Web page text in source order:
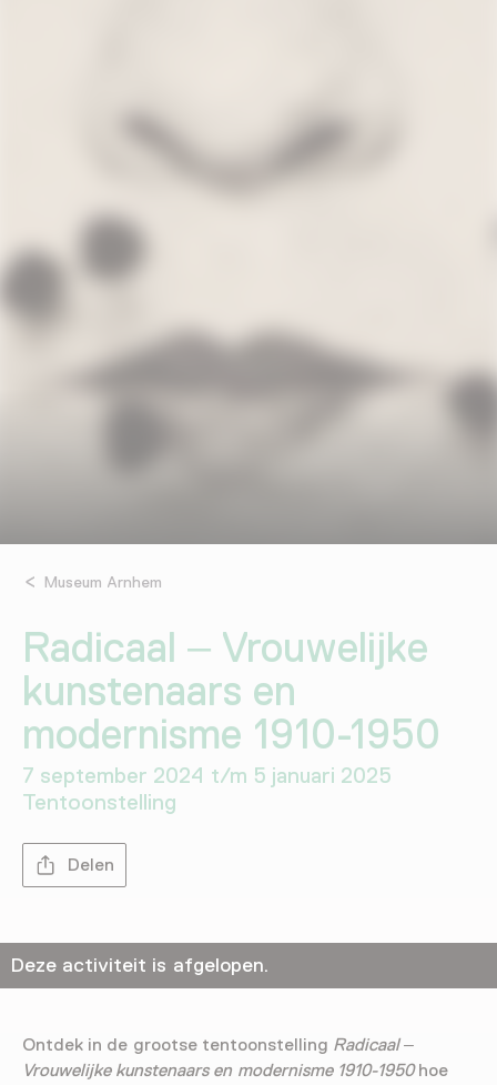
Museum Arnhem
Radicaal – Vrouwelijke
kunstenaars en
modernisme 1910-1950
7 september 2024 t/m 5 januari 2025
Tentoonstelling
Delen
Deze activiteit is afgelopen.
Ontdek in de grootse tentoonstelling Radicaal –
Vrouwelijke kunstenaars en modernisme 1910-1950hoe